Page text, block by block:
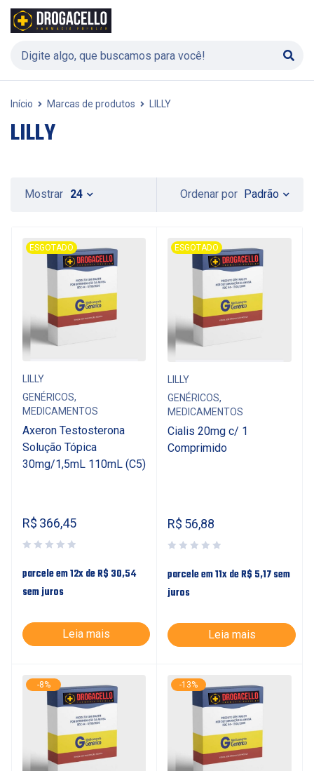
Início Marcas de produtos LILLY
LILLY
Ordenar por Padrão
Mostrar 24
ESGOTADO
LILLY
GENÉRICOS,
MEDICAMENTOS
Axeron Testosterona
Solução Tópica
30mg/1,5mL 110mL (C5)
R$ 366,45
parcele em 12x deR$ 30,54
sem juros
Leia mais
ESGOTADO
LILLY
GENÉRICOS,
MEDICAMENTOS
Cialis 20mg c/ 1
Comprimido
R$ 56,88
parcele em 11x deR$ 5,17sem
juros
Leia mais
-8% -13%